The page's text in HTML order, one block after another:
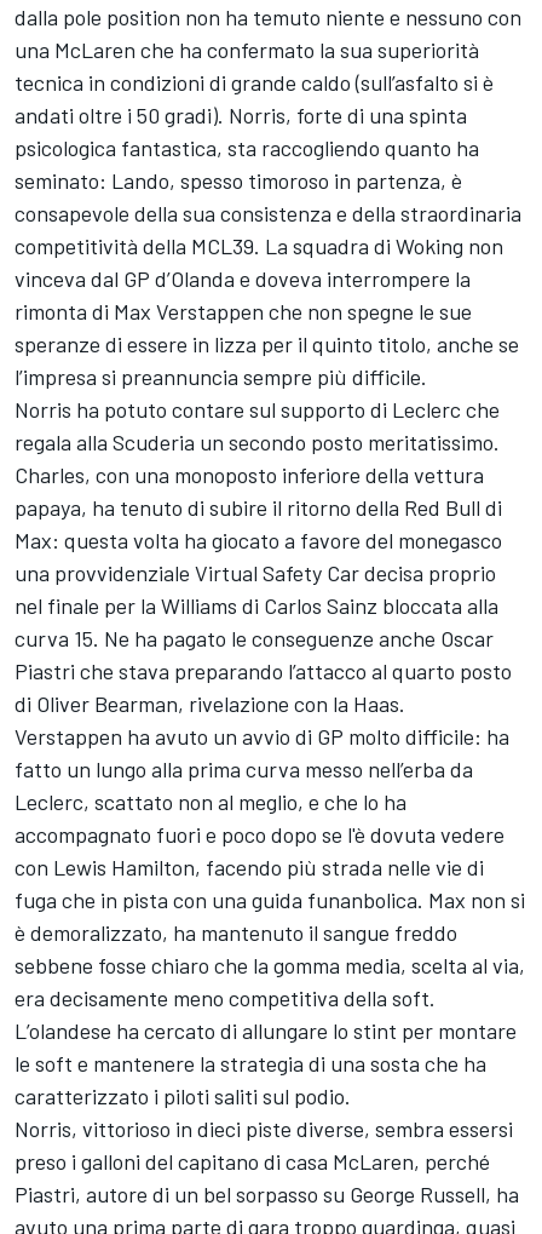
dalla pole position non ha temuto niente e nessuno con
una McLaren che ha confermato la sua superiorità
tecnica in condizioni di grande caldo (sull’asfalto si è
andati oltre i 50 gradi). Norris, forte di una spinta
psicologica fantastica, sta raccogliendo quanto ha
seminato: Lando, spesso timoroso in partenza, è
consapevole della sua consistenza e della straordinaria
competitività della MCL39. La squadra di Woking non
vinceva dal GP d’Olanda e doveva interrompere la
rimonta di Max Verstappen che non spegne le sue
speranze di essere in lizza per il quinto titolo, anche se
l’impresa si preannuncia sempre più difficile.
Norris ha potuto contare sul supporto di Leclerc che
regala alla Scuderia un secondo posto meritatissimo.
Charles, con una monoposto inferiore della vettura
papaya, ha tenuto di subire il ritorno della Red Bull di
Max: questa volta ha giocato a favore del monegasco
una provvidenziale Virtual Safety Car decisa proprio
nel finale per la Williams di Carlos Sainz bloccata alla
curva 15. Ne ha pagato le conseguenze anche Oscar
Piastri che stava preparando l’attacco al quarto posto
di Oliver Bearman, rivelazione con la Haas.
Verstappen ha avuto un avvio di GP molto difficile: ha
fatto un lungo alla prima curva messo nell’erba da
Leclerc, scattato non al meglio, e che lo ha
accompagnato fuori e poco dopo se l'è dovuta vedere
con Lewis Hamilton, facendo più strada nelle vie di
fuga che in pista con una guida funanbolica. Max non si
è demoralizzato, ha mantenuto il sangue freddo
sebbene fosse chiaro che la gomma media, scelta al via,
era decisamente meno competitiva della soft.
L’olandese ha cercato di allungare lo stint per montare
le soft e mantenere la strategia di una sosta che ha
caratterizzato i piloti saliti sul podio.
Norris, vittorioso in dieci piste diverse, sembra essersi
preso i galloni del capitano di casa McLaren, perché
Piastri, autore di un bel sorpasso su George Russell, ha
avuto una prima parte di gara troppo guardinga, quasi